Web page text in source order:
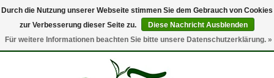
0
Durch die Nutzung unserer Webseite stimmen Sie dem Gebrauch von Cookies
zur Verbesserung dieser Seite zu.
Diese Nachricht Ausblenden
Für weitere Informationen beachten Sie bitte unsere Datenschutzerklärung. »